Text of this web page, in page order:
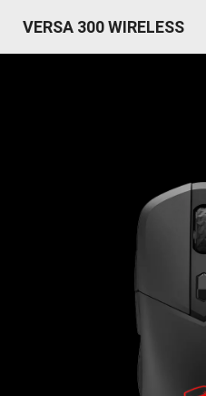
VERSA 300 WIRELESS